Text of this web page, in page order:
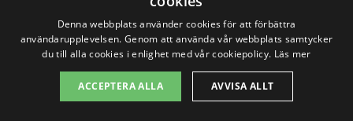
Frölunda
Att hitta rätt hjälp för installation av en
Denna webbplats använder cookies för att förbättra
användarupplevelsen. Genom att använda vår webbplats samtycker
du till alla cookies i enlighet med vår cookiepolicy. Läs mer
ACCEPTERA ALLA AVVISA ALLT